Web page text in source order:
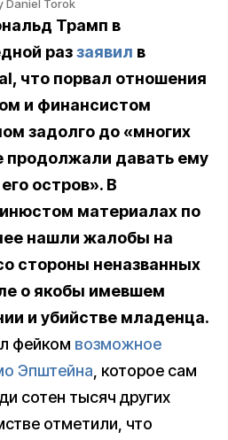
Daniel Torok
Трамп в
раззаявил в
что порвал отношения
и финансистом
задолго до «многих
продолжали давать ему
остров». В
материалах по
нашли жалобы на
стороны неназванных
о якобы имевшем
и убийстве младенца.
фейком возможное
Эпштейна, которое сам
сотен тысяч других
отметили, что